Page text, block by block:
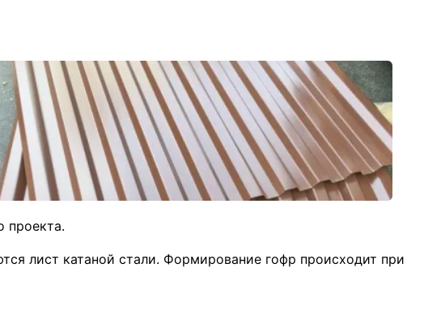
проекта.
лист катаной стали. Формирование гофр происходит при